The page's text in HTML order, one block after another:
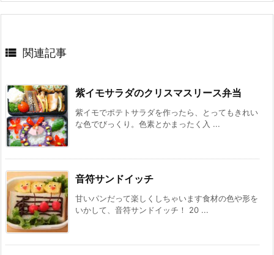
 関連記事
紫イモサラダのクリスマスリース弁当
紫イモでポテトサラダを作ったら、とってもきれい
な色でびっくり。色素とかまったく入 ...
音符サンドイッチ
甘いパンだって楽しくしちゃいます食材の色や形を
いかして、音符サンドイッチ！ 20 ...